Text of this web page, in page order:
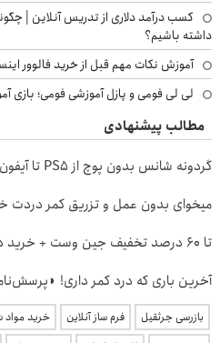
کسب درآمد دلاری از تدریس آنلاین |
داشته باشیم؟
آموزش نکات مهم قبل از خرید فالوور
لی لی فومی و پازل آموزشی فومی؛ بازی
مطالب پیشنهادی
گردونه شانس بدون پوچ از PS5 تا آیفون17 و بیت کوین 🔥
میخوای بدون عمل و تزریق کمر
تا 60 درصد تخفیف جین وست + خرید در 4 قسط
آخرین باری که درد کمر داری!
بازرسی جرثقیل فرم ساز آنلاین خرید مواد